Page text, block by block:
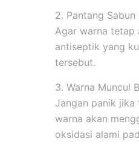
2. Pantang Sabun
Agar warna tetap
antiseptik yang
tersebut.
3. Warna Muncul
Jangan panik
warna akan
oksidasi alami